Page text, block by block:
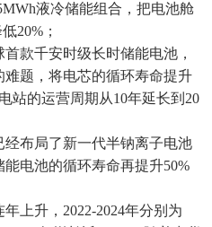
液冷储能组合，把电池舱
20%；
款千安时级长时储能电池，
题，将电芯的循环寿命提升
站的运营周期从10年延长到20
布局了新一代半钠离子电池
电池的循环寿命再提升50%
上升，2022-2024年分别为